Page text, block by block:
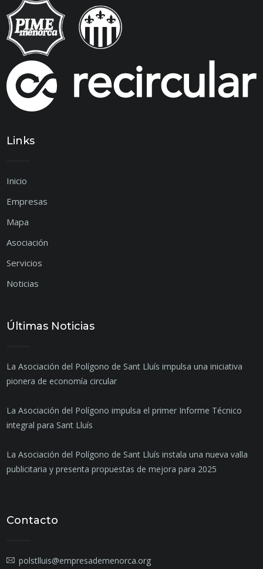
Links
Inicio
Empresas
Mapa
Asociación
Servicios
Noticias
Últimas Noticias
La Asociación del Polígono de Sant Lluís impulsa una iniciativa
pionera de economía circular
La Asociación del Polígono impulsa el primer Informe Técnico
integral para Sant Lluís
La Asociación del Polígono de Sant Lluís instala una nueva valla
publicitaria y presenta propuestas de mejora para 2025
Contacto
polstlluis@empresademenorca.org